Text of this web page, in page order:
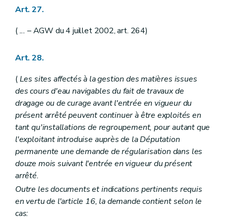
Art. 27.
(... – AGW du 4 juillet 2002, art. 264)
Art. 28.
(Les sites affectés à la gestion des matières issues
des cours d'eau navigables du fait de travaux de
dragage ou de curage avant l'entrée en vigueur du
présent arrêté peuvent continuer à être exploités en
tant qu'installations de regroupement, pour autant que
l'exploitant introduise auprès de la Députation
permanente une demande de régularisation dans les
douze mois suivant l'entrée en vigueur du présent
arrêté.
Outre les documents et indications pertinents requis
en vertu de l'article 16, la demande contient selon le
cas: